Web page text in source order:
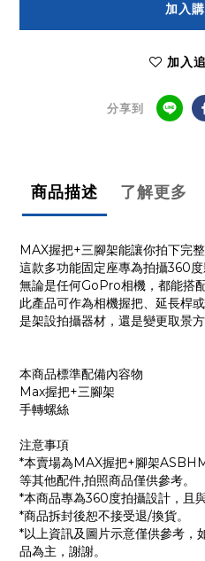
加入
加入
分享到
商品描述 了解更多
MAX握把+三腳架能讓你拍下完整
這款多功能固定座專為拍攝360度
無論是任何GoPro相機，都能搭配
此產品可作為相機握把、延長桿
是架設拍攝器材，還是變更取景
本商品標準配備內容物
Max握把+三腳架
手轉螺絲
注意事項
*本賣場為MAX握把+腳架
等其他配件,拍照商品僅供參考。
*本商品專為360度拍攝設計，且
*商品拆封後恕不接受退/換貨。
*以上資訊及圖片示意僅供參考，
品為主，謝謝。